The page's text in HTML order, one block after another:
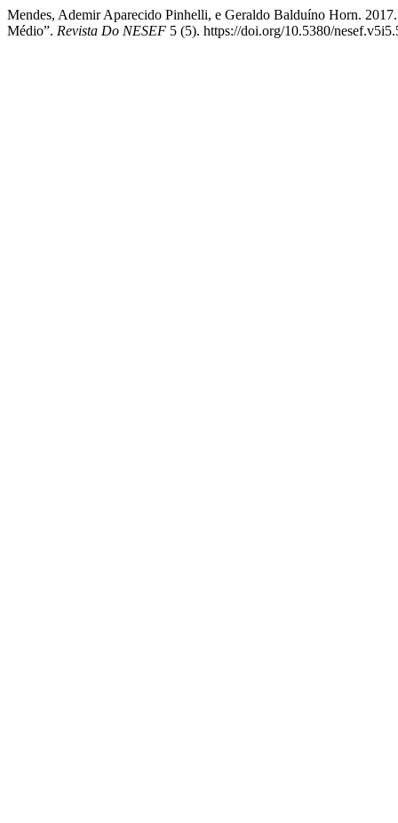
Mendes, Ademir Aparecido Pinhelli, e Geraldo Balduíno Horn.
Médio”. Revista Do NESEF 5 (5). https://doi.org/10.5380/